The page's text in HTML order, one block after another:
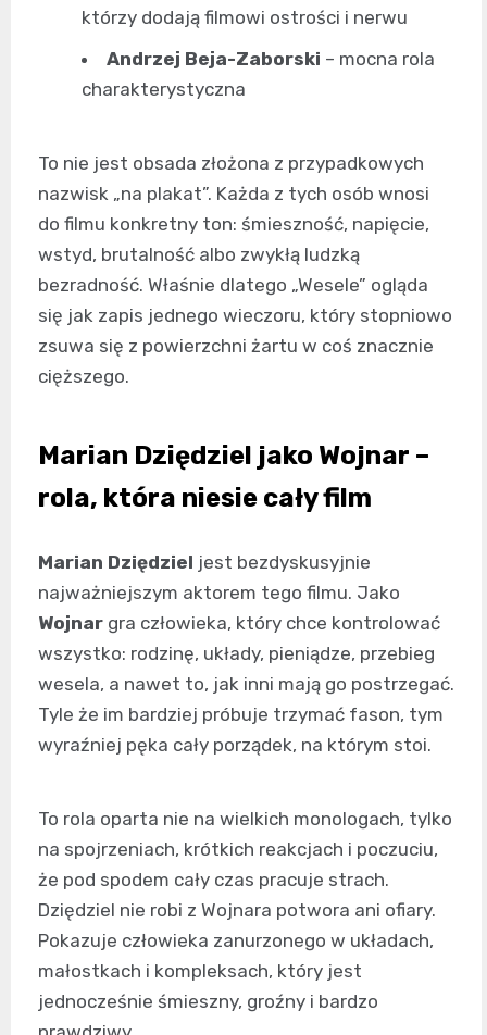
którzy dodają filmowi ostrości i nerwu
Andrzej Beja-Zaborski – mocna rola
charakterystyczna
To nie jest obsada złożona z przypadkowych
nazwisk „na plakat”. Każda z tych osób wnosi
do filmu konkretny ton: śmieszność, napięcie,
wstyd, brutalność albo zwykłą ludzką
bezradność. Właśnie dlatego „Wesele” ogląda
się jak zapis jednego wieczoru, który stopniowo
zsuwa się z powierzchni żartu w coś znacznie
cięższego.
Marian Dziędziel jako Wojnar –
rola, która niesie cały film
Marian Dziędziel jest bezdyskusyjnie
najważniejszym aktorem tego filmu. Jako
Wojnar gra człowieka, który chce kontrolować
wszystko: rodzinę, układy, pieniądze, przebieg
wesela, a nawet to, jak inni mają go postrzegać.
Tyle że im bardziej próbuje trzymać fason, tym
wyraźniej pęka cały porządek, na którym stoi.
To rola oparta nie na wielkich monologach, tylko
na spojrzeniach, krótkich reakcjach i poczuciu,
że pod spodem cały czas pracuje strach.
Dziędziel nie robi z Wojnara potwora ani ofiary.
Pokazuje człowieka zanurzonego w układach,
małostkach i kompleksach, który jest
jednocześnie śmieszny, groźny i bardzo